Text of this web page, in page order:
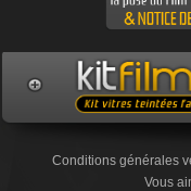
Conditions générales
Vous